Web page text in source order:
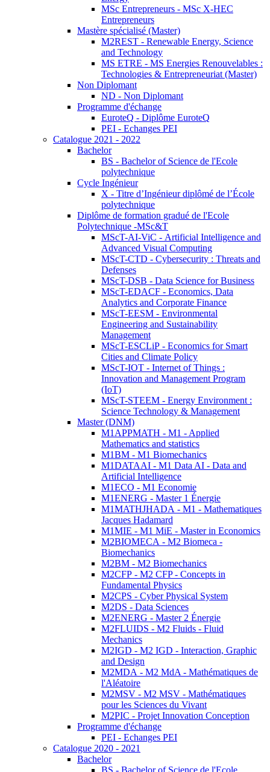
MSc Entrepreneurs - MSc X-HEC
Entrepreneurs
Mastère spécialisé (Master)
M2REST - Renewable Energy, Science
and Technology
MS ETRE - MS Energies Renouvelables :
Technologies & Entrepreneuriat (Master)
Non Diplomant
ND - Non Diplomant
Programme d'échange
EuroteQ - Diplôme EuroteQ
PEI - Echanges PEI
Catalogue 2021 - 2022
Bachelor
BS - Bachelor of Science de l'Ecole
polytechnique
Cycle Ingénieur
X - Titre d’Ingénieur diplômé de l’École
polytechnique
Diplôme de formation gradué de l'Ecole
Polytechnique -MSc&T
MScT-AI-ViC - Artificial Intelligence and
Advanced Visual Computing
MScT-CTD - Cybersecurity : Threats and
Defenses
MScT-DSB - Data Science for Business
MScT-EDACF - Economics, Data
Analytics and Corporate Finance
MScT-EESM - Environmental
Engineering and Sustainability
Management
MScT-ESCLiP - Economics for Smart
Cities and Climate Policy
MScT-IOT - Internet of Things :
Innovation and Management Program
(IoT)
MScT-STEEM - Energy Environment :
Science Technology & Management
Master (DNM)
M1APPMATH - M1 - Applied
Mathematics and statistics
M1BM - M1 Biomechanics
M1DATAAI - M1 Data AI - Data and
Artificial Intelligence
M1ECO - M1 Economie
M1ENERG - Master 1 Énergie
M1MATHJHADA - M1 - Mathematiques
Jacques Hadamard
M1MIE - M1 MiE - Master in Economics
M2BIOMECA - M2 Biomeca -
Biomechanics
M2BM - M2 Biomechanics
M2CFP - M2 CFP - Concepts in
Fundamental Physics
M2CPS - Cyber Physical System
M2DS - Data Sciences
M2ENERG - Master 2 Énergie
M2FLUIDS - M2 Fluids - Fluid
Mechanics
M2IGD - M2 IGD - Interaction, Graphic
and Design
M2MDA - M2 MdA - Mathématiques de
l'Aléatoire
M2MSV - M2 MSV - Mathématiques
pour les Sciences du Vivant
M2PIC - Projet Innovation Conception
Programme d'échange
PEI - Echanges PEI
Catalogue 2020 - 2021
Bachelor
BS - Bachelor of Science de l'Ecole